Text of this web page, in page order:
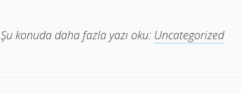
Şu konuda daha fazla yazı oku: Uncategorized